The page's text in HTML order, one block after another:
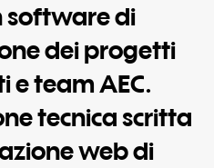
software di
dei progetti
eteam AEC.
tecnica scritta
web di